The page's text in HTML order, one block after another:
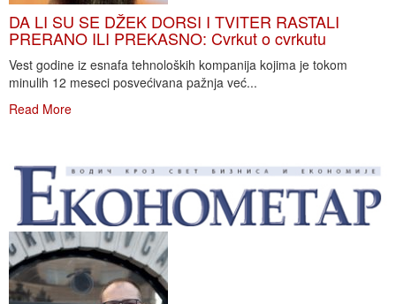
DA LI SU SE DŽEK DORSI I TVITER RASTALI
PRERANO ILI PREKASNO: Cvrkut o cvrkutu
Vest godine iz esnafa tehnoloških kompanija kojima je tokom
minulih 12 meseci posvećivana pažnja već...
Read More